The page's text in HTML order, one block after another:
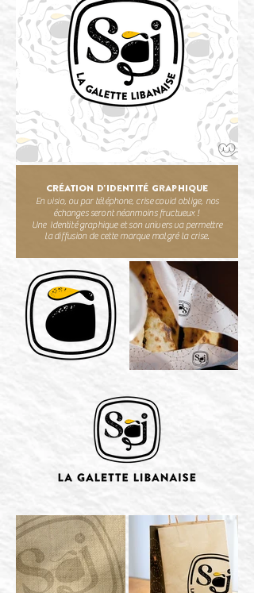
CRÉATION d'identité graphique
En visio, ou par téléphone, crise covid oblige, nos
échanges seront néanmoins fructueux !
Une Identité graphique et son univers va permettre
la diffusion de cette marque malgré la crise.